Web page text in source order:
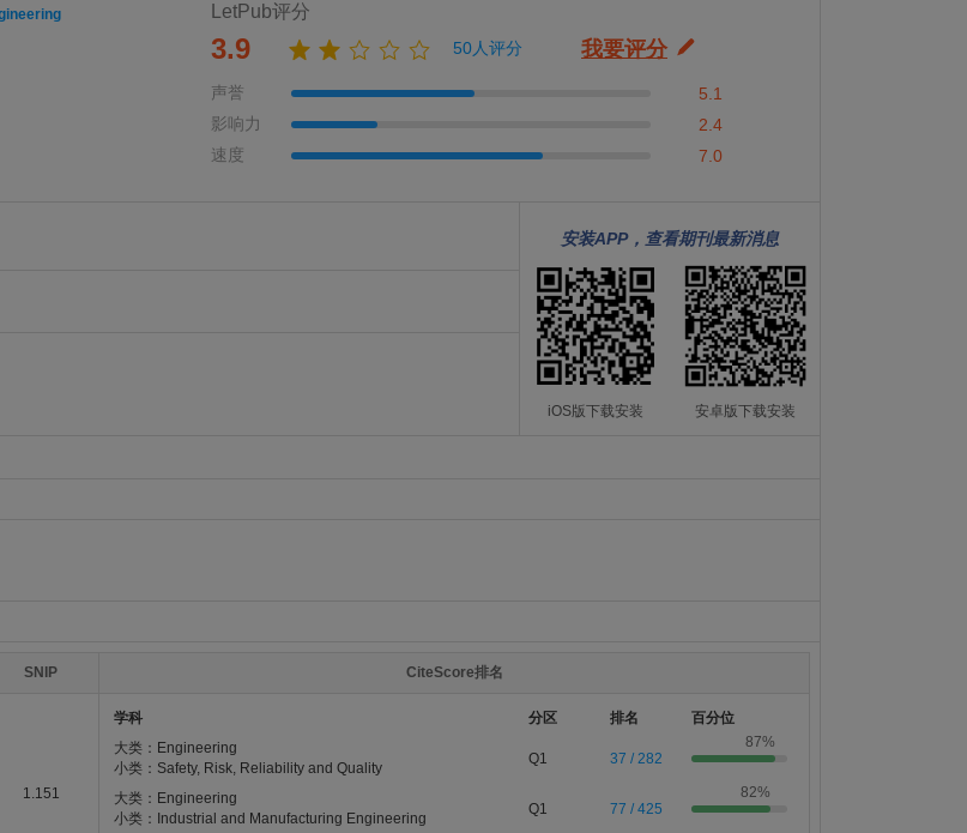
LetPub评分
3.9 50人评分 我要评分
声誉
5.1
影响力
2.4
速度
7.0
安装APP，查看期刊最新消息
iOS版下载安装 安卓版下载安装
SNIP CiteScore排名
1.151
学科 分区 排名
百分位
大类：Engineering
小类：Safety, Risk, Reliability and Quality
Q1 37 / 282
87%
大类：Engineering
小类：Industrial and Manufacturing Engineering
Q1 77 / 425
82%